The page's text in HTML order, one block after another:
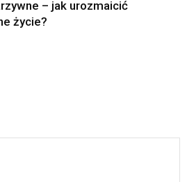
– jak urozmaicić
życie?